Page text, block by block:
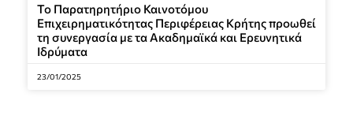
Το Παρατηρητήριο Καινοτόμου
Επιχειρηματικότητας Περιφέρειας Κρήτης προωθεί
τη συνεργασία με τα Ακαδημαϊκά και Ερευνητικά
Ιδρύματα
23/01/2025